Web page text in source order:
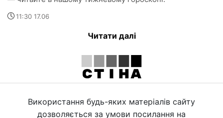
11:30 17.06
Читати далі
Використання будь-яких матеріалів сайту
дозволяється за умови посилання на